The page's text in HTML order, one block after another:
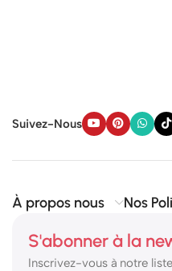
Suivez-Nous
À propos nous Nos
S'abonner à la
Inscrivez-vous à notre